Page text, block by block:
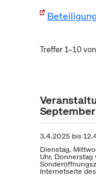
Treffer 1–10
3.4.2025bis
Dienstag,
Uhr, Donnerstag
Internetseite